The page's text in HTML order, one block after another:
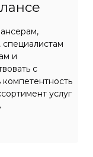
и
с
услуг